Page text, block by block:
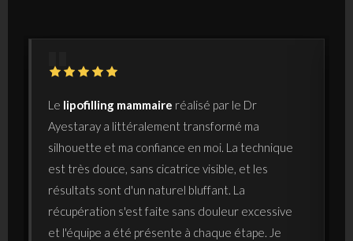
Le lipofilling mammaire réalisé par le Dr
Ayestaray a littéralement transformé ma
silhouette et ma confiance en moi. La technique
est très douce, sans cicatrice visible, et les
résultats sont d'un naturel bluffant. La
récupération s'est faite sans douleur excessive
et l'équipe a été présente à chaque étape. Je